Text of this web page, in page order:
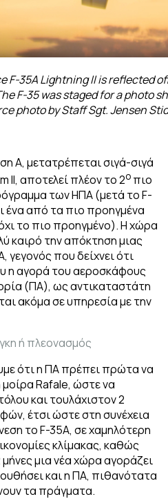
F-35A Lightning II is reflected
F-35 was staged for a photo
photo by Staff Sgt. Jensen
A, μετατρέπεται σιγά-σιγά
II, αποτελεί πλέον το 2ο πιο
των ΗΠΑ (μετά το F-
ένα από τα πιο προηγμένα
το πιο προηγμένο). Η χώρα
καιρό την απόκτηση μιας
γεγονός που δείχνει ότι
η αγορά του αεροσκάφους
(ΠΑ), ως αντικαταστάτη
ακόμα σε υπηρεσία με την
ή πλεονασμός
ότι η ΠΑ πρέπει πρώτα να
Rafale, ώστε να
και τουλάχιστον 2
έτσι ώστε στη συνέχεια
το F-35A, σε χαμηλότερη
κλίμακας, καθώς
μια νέα χώρα αγοράζει
και η ΠΑ, πιθανότατα
τα πράγματα.